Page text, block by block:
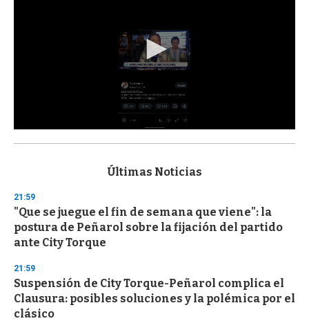
s
d
s
o
f
3
s
e
c
o
n
Últimas Noticias
21:59
"Que se juegue el fin de semana que viene": la
postura de Peñarol sobre la fijación del partido
ante City Torque
21:59
Suspensión de City Torque-Peñarol complica el
Clausura: posibles soluciones y la polémica por el
clásico